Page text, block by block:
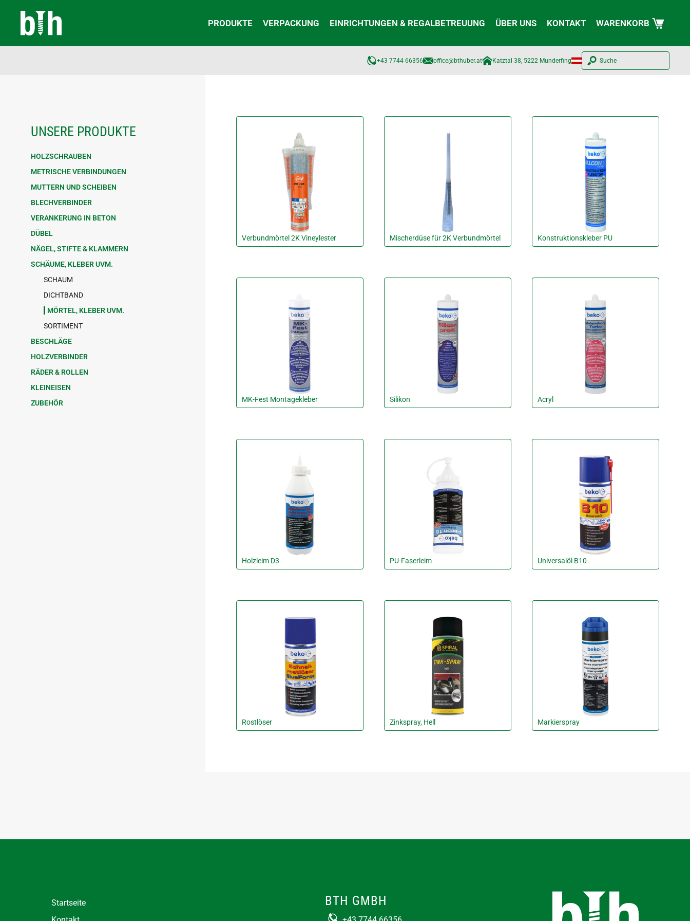
PRODUKTE VERPACKUNG EINRICHTUNGEN & REGALBETREUUNG ÜBER UNS KONTAKT WARENKORB
+43 7744 66356 office@bthuber.at​ Katztal 38, 5222 Munderfing Suche
UNSERE PRODUKTE
HOLZSCHRAUBEN
METRISCHE VERBINDUNGEN
MUTTERN UND SCHEIBEN
BLECHVERBINDER
VERANKERUNG IN BETON
DÜBEL
NÄGEL, STIFTE & KLAMMERN
SCHÄUME, KLEBER UVM.
SCHAUM
DICHTBAND
MÖRTEL, KLEBER UVM.
SORTIMENT
BESCHLÄGE
HOLZVERBINDER
RÄDER & ROLLEN
KLEINEISEN
ZUBEHÖR
Verbundmörtel 2K Vineylester Mischerdüse für 2K Verbundmörtel Konstruktionskleber PU
MK-Fest Montagekleber Silikon Acryl
Holzleim D3 PU-Faserleim Universalöl B10
Rostlöser Zinkspray, Hell Markierspray
Startseite
BTH GMBH